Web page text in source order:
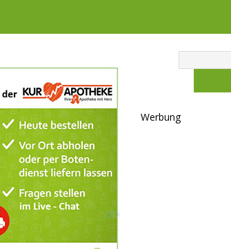
Werbung